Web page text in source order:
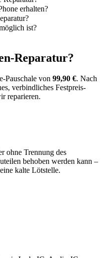
erhalten?
ist?
Reparatur?
Pauschale von 99,90 €. Nach
verbindliches Festpreis-
reparieren.
ohne Trennung des
behoben werden kann –
kalte Lötstelle.